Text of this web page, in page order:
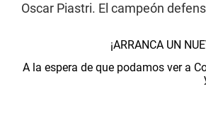
Oscar Piastri. El campeón
¡ARRANCA UN
A la espera de que podamos ver a